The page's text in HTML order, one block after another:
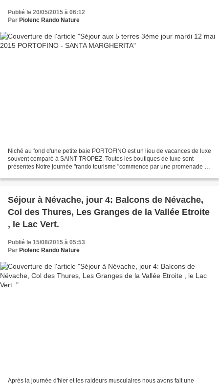
Publié le 20/05/2015 à 06:12
Par Piolenc Rando Nature
Niché au fond d'une petite baie PORTOFINO est un lieu de vacances de luxe
souvent comparé à SAINT TROPEZ. Toutes les boutiques de luxe sont
présentes Notre journée "rando tourisme "commence par une promenade en
Séjour à Névache, jour 4: Balcons de Névache,
Col des Thures, Les Granges de la Vallée Etroite
, le Lac Vert.
Publié le 15/08/2015 à 05:53
Par Piolenc Rando Nature
Après la journée d'hier et les raideurs musculaires nous avons fait une